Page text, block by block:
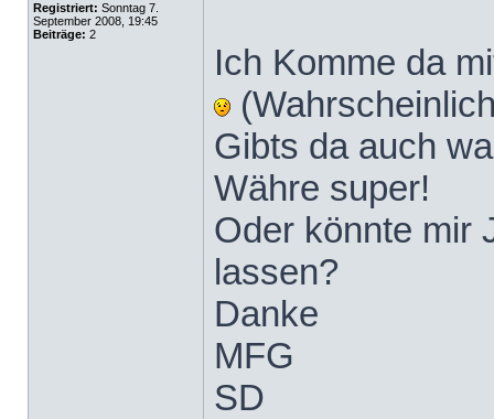
Registriert: Sonntag 7.
September 2008, 19:45
Beiträge: 2
Ich Komme da
Gibts da auch
Währe super!
Oder könnte mir
lassen?
Danke
MFG
SD